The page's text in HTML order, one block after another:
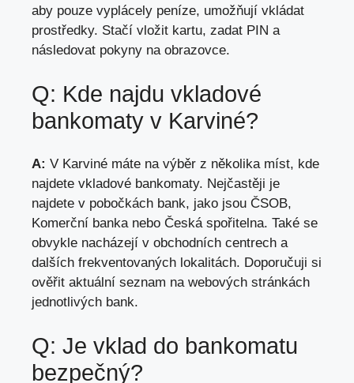
aby pouze vyplácely peníze, umožňují vkládat
prostředky. Stačí vložit kartu, zadat PIN a
následovat pokyny na obrazovce.
Q: Kde najdu vkladové
bankomaty v Karviné?
A: V Karviné máte na výběr z několika míst, kde
najdete vkladové bankomaty. Nejčastěji je
najdete v pobočkách bank, jako jsou ČSOB,
Komerční banka nebo Česká spořitelna. Také se
obvykle nacházejí v obchodních centrech a
dalších frekventovaných lokalitách. Doporučuji si
ověřit aktuální seznam na webových stránkách
jednotlivých bank.
Q: Je vklad do bankomatu
bezpečný?